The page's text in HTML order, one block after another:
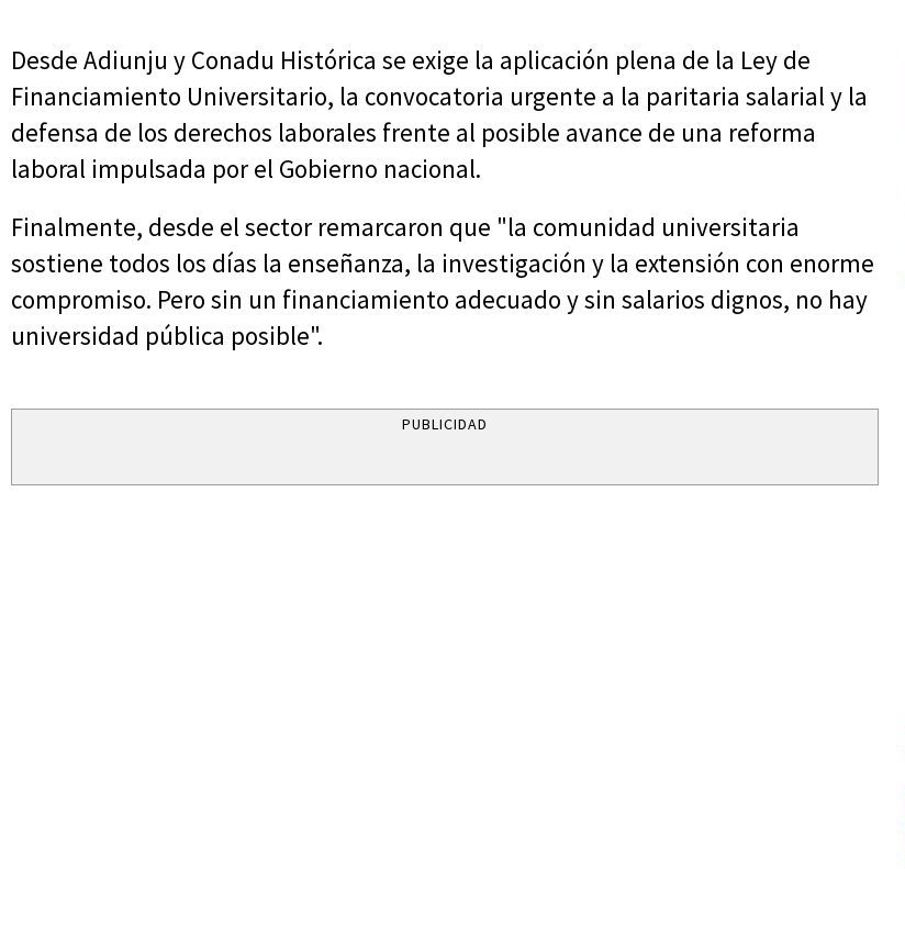
Desde Adiunju y Conadu Histórica se exige la aplicación plena de la Ley de
Financiamiento Universitario, la convocatoria urgente a la paritaria salarial y la
defensa de los derechos laborales frente al posible avance de una reforma
laboral impulsada por el Gobierno nacional.
Finalmente, desde el sector remarcaron que "la comunidad universitaria
sostiene todos los días la enseñanza, la investigación y la extensión con enorme
compromiso. Pero sin un financiamiento adecuado y sin salarios dignos, no hay
universidad pública posible".
PUBLICIDAD